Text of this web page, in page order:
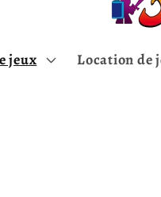
jeux Location de